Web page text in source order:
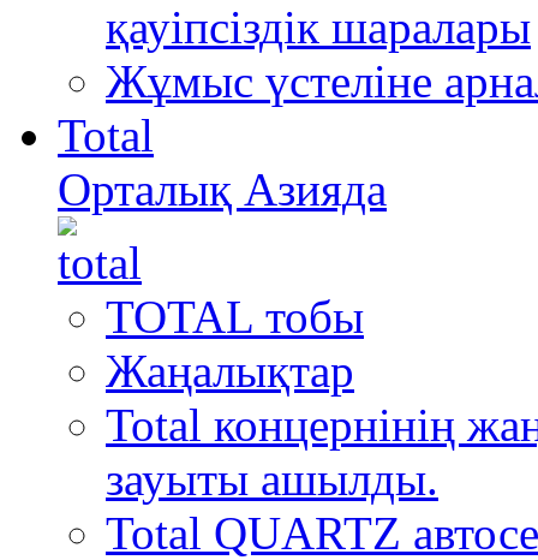
қауіпсіздік шаралары
Жұмыс үстеліне
Total
Орталық Азияда
TOTAL тобы
Жаңалықтар
Total концернінің
зауыты ашылды.
Total QUARTZ